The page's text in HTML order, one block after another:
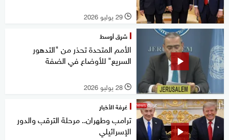
l 29 يوليو 2026
شرق أوسط
الأمم المتحدة تحذر من "التدهور
السريع" للأوضاع في الضفة
l 28 يوليو 2026
غرفة الأخبار
ترامب وطهران.. مرحلة الترقب والدور
الإسرائيلي